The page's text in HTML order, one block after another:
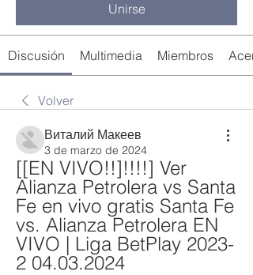
Unirse
Discusión Multimedia Miembros
Volver
Виталий Макеев
3 de marzo de 2024
[[EN VIVO!!]!!!!] Ver
Alianza Petrolera vs Santa
Fe en vivo gratis Santa Fe
vs. Alianza Petrolera EN
VIVO | Liga BetPlay 2023-
2 04.03.2024